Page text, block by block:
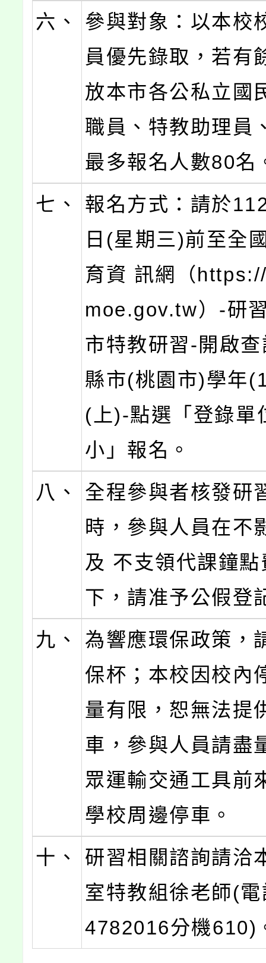
六、
參與對象：以本校
員優先錄取，若有
放本市各公私立國
職員、特教助理員
最多報名人數80名
七、
報名方式：請於
日(星期三)前至全
育資 訊網（
moe.gov.tw）-研
市特教研習-開啟
縣市(桃園市)學年
(上)-點選「登錄單
小」報名。
八、
全程參與者核發研
時，參與人員在不
及 不支領代課鐘
下，請准予公假登
九、
為響應環保政策，
保杯；本校因校內
量有限，恕無法提
車，參與人員請盡
眾運輸交通工具前
學校周邊停車。
十、
研習相關諮詢請洽
室特教組徐老師(
4782016分機610)